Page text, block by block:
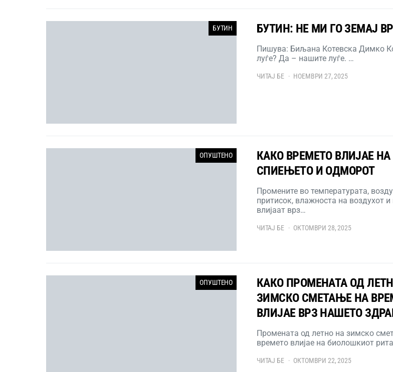
БУТИН БУТИН: НЕ МИ ГО ЗЕМАЈ
Пишува: Биљана Котевска Димко
луѓе? Да – нашите луѓе. …
ЧИТАЈ БЕ НОЕМВРИ 27, 2025
ОПУШТЕНО
КАКО ВРЕМЕТО ВЛИЈАЕ НА
СПИЕЊЕТО И ОДМОРОТ
Промените во температурата,
притисок, влажноста на воздухот
влијаат врз…
ЧИТАЈ БЕ ОКТОМВРИ 28, 2025
ОПУШТЕНО
КАКО ПРОМЕНАТА ОД
ЗИМСКО СМЕТАЊЕ НА
ВЛИЈАЕ ВРЗ НАШЕТО
Промената од летно на зимско
времето влијае на биолошкиот
ЧИТАЈ БЕ ОКТОМВРИ 22, 2025